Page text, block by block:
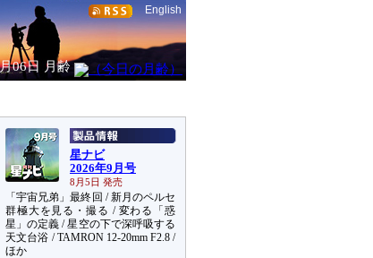
English
06日 月齢
星ナビ
2026年9月号
8月5日 発売
「宇宙兄弟」最終回 / 新月のペルセ
群極大を見る・撮る / 変わる「惑
星」の定義 / 星空の下で深呼吸する
天文台浴 / TAMRON 12-20mm F2.8 /
ほか